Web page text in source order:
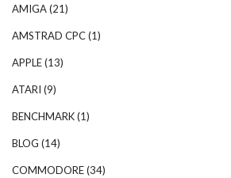
AMIGA(21)
AMSTRAD CPC(1)
APPLE(13)
ATARI (9)
BENCHMARK(1)
BLOG (14)
COMMODORE(34)